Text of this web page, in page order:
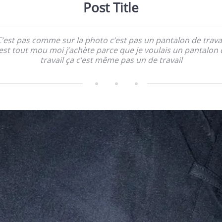
Post Title
pas comme sur la photo c’est pas un pantalon de
tout mou moi j’achète parce que je voulais un pantalon
travail ça c’est même pas un de travail